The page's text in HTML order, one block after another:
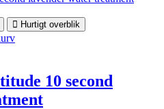
Hurtigt overblik
10 second